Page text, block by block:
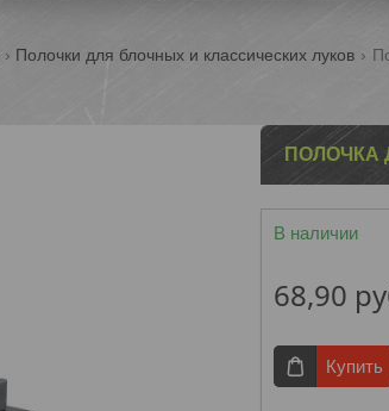
Полочки для блочных и классических луков
ПОЛОЧКА
В наличии
68,90
Купить